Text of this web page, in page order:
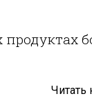
продуктах
Читать